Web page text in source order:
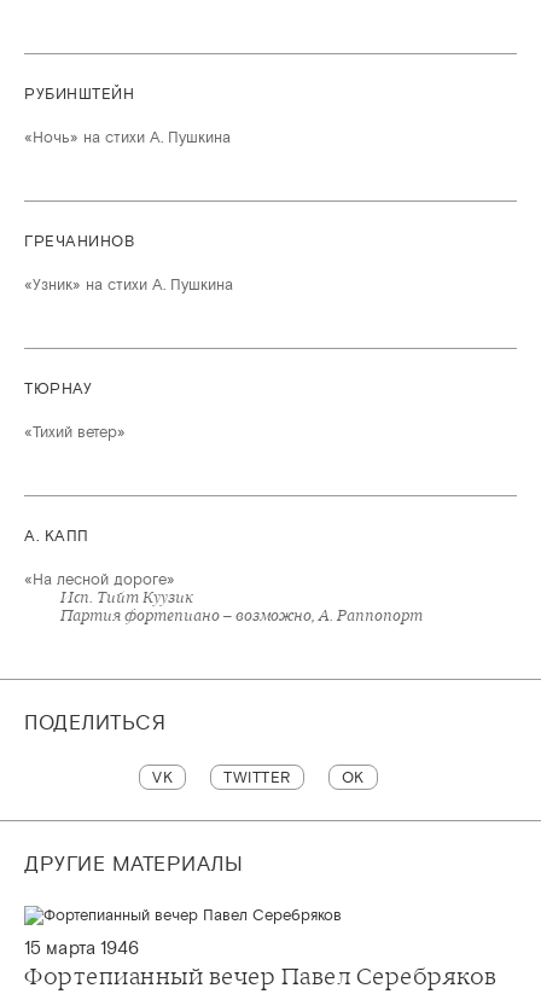
РУБИНШТЕЙН
«Ночь» на стихи А. Пушкина
ГРЕЧАНИНОВ
«Узник» на стихи А. Пушкина
ТЮРНАУ
«Тихий ветер»
А. КАПП
«На лесной дороге»
Исп. Тийт Куузик
Партия фортепиано – возможно, А. Раппопорт
ПОДЕЛИТЬСЯ
VK TWITTER OK
ДРУГИЕ МАТЕРИАЛЫ
15 марта 1946
Фортепианный вечер Павел Серебряков